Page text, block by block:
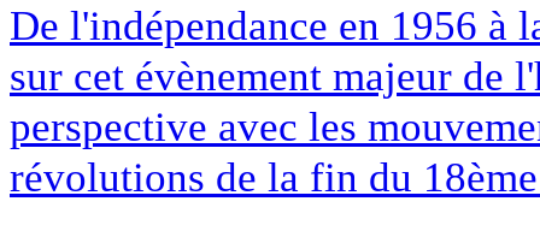
De l'indépendance en 1956
sur cet évènement majeur de
perspective avec les
révolutions de la fin du